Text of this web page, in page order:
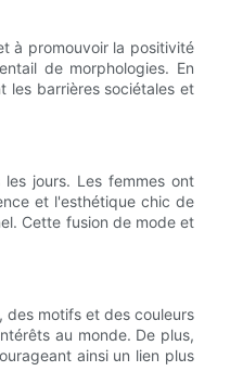
à promouvoir la positivité
de morphologies. En
les barrières sociétales et
jours. Les femmes ont
et l'esthétique chic de
Cette fusion de mode et
des motifs et des couleurs
au monde. De plus,
ainsi un lien plus